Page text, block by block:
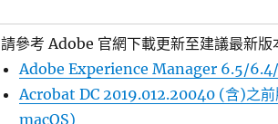
請參考 Adobe 官網下載更新至建議最新版
Adobe Experience Manager 6.5/
Acrobat DC 2019.012.20040 (含)之
macOS)